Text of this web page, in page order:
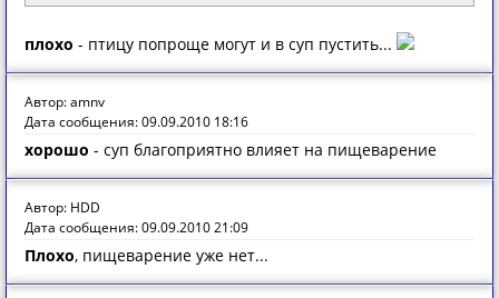
плохо - птицу попроще могут и в суп пустить...
Автор: amnv
Дата сообщения: 09.09.2010 18:16
хорошо - суп благоприятно влияет на пищеварение
Автор: HDD
Дата сообщения: 09.09.2010 21:09
Плохо, пищеварение уже нет...